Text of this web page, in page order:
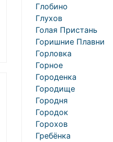
Глобино
Глухов
Голая Пристань
Горишние Плавни
Горловка
Горное
Городенка
Городище
Городня
Городок
Горохов
Гребёнка